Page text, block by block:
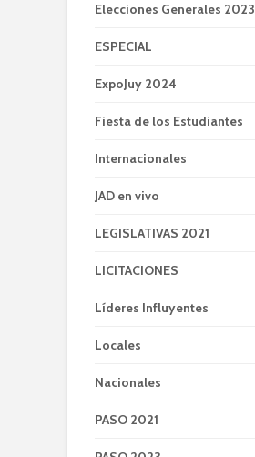
Elecciones Generales 2023
ESPECIAL
ExpoJuy 2024
Fiesta de los Estudiantes
Internacionales
JAD en vivo
LEGISLATIVAS 2021
LICITACIONES
Líderes Influyentes
Locales
Nacionales
PASO 2021